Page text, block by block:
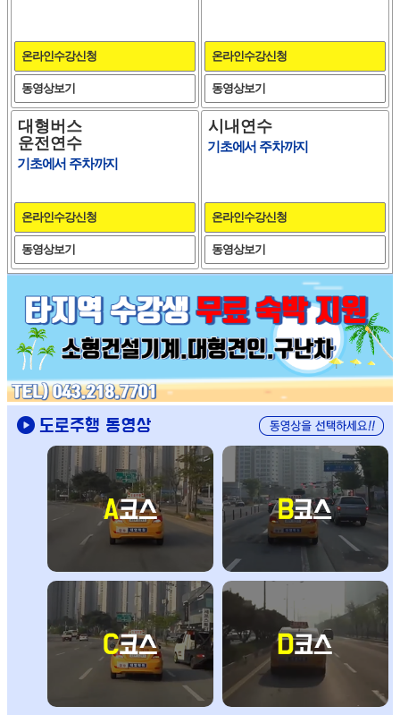
온라인수강신청
동영상보기
온라인수강신청
동영상보기
대형버스
운전연수
기초에서 주차까지
온라인수강신청
동영상보기
시내연수
기초에서 주차까지
온라인수강신청
동영상보기